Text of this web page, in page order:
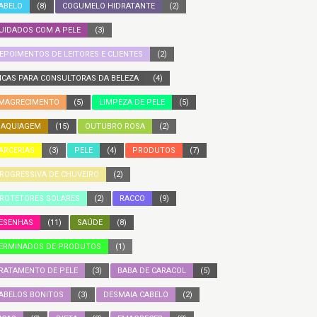
(8) COGUMELO HIDRATANTE (2)
COM A PELE (3)
DE LEITORES E CLIENTES (2)
PARA CONSULTORAS DA BELEZA (4)
(5) LIMPEZA DE PELE (5)
(15) OUTUBRO ROSA (2)
(3) PELE (4) PRODUTOS (7)
DE CHUVEIRO (2)
SOLARES (2) RACCO (9)
(11) SAÚDE (8)
DE PRODUTOS (1)
DE PELE (3) BABA DE CARACOL (5)
BONITOS (3) DESMAIA CABELO (2)